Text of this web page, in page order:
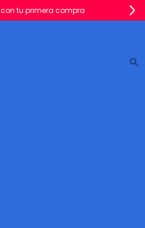
con tu primera compra